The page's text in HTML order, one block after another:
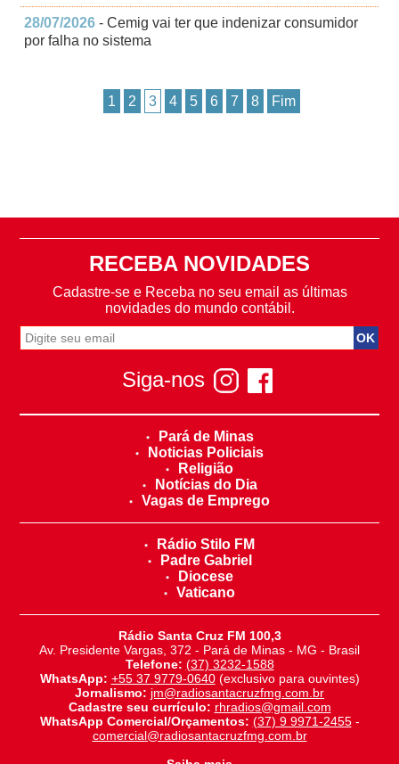
28/07/2026 - Cemig vai ter que indenizar consumidor
por falha no sistema
1 2 3 4 5 6 7 8 Fim
RECEBA NOVIDADES
Cadastre-se e Receba no seu email as últimas
novidades do mundo contábil.
Siga-nos
Pará de Minas
Noticias Policiais
Religião
Notícias do Dia
Vagas de Emprego
Rádio Stilo FM
Padre Gabriel
Diocese
Vaticano
Rádio Santa Cruz FM 100,3
Av. Presidente Vargas, 372 - Pará de Minas - MG - Brasil
Telefone: (37) 3232-1588
WhatsApp: +55 37 9779-0640(exclusivo para ouvintes)
Jornalismo: jm@radiosantacruzfmg.com.br
Cadastre seu currículo: rhradios@gmail.com
WhatsApp Comercial/Orçamentos: (37) 9 9971-2455-
comercial@radiosantacruzfmg.com.br